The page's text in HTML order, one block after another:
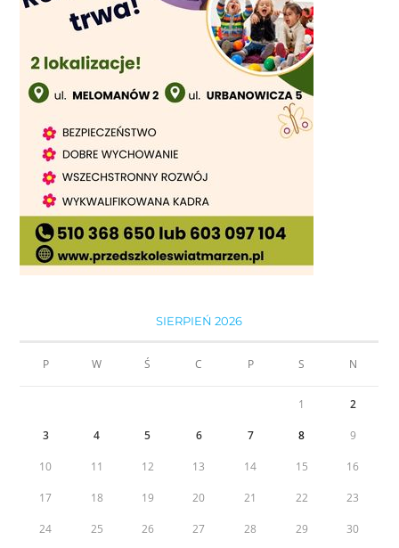
SIERPIEŃ 2026
P W Ś C P S N
1 2
3 4 5 6 7 8 9
10 11 12 13 14 15 16
17 18 19 20 21 22 23
24 25 26 27 28 29 30